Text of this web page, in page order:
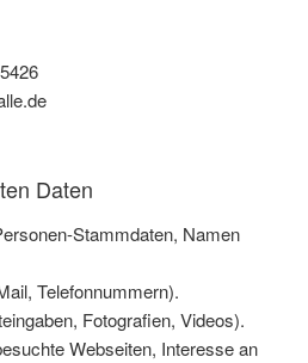
Daten
Stammdaten, Namen
Telefonnummern).
Fotografien, Videos).
Webseiten, Interesse an